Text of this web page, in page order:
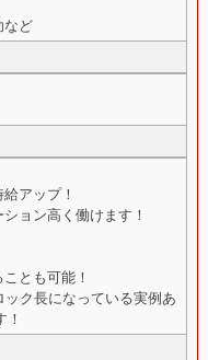
など
アップ！
ョン高く働けます！
とも可能！
ク長になっている実例あ